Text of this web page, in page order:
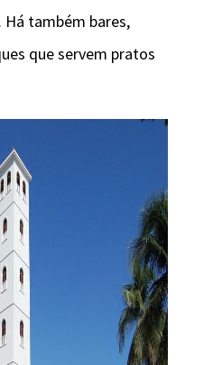
também bares,
que servem pratos